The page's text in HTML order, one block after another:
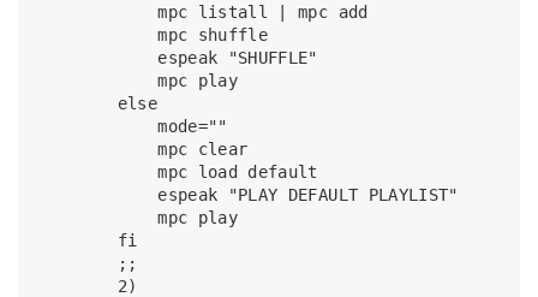
            mpc listall | mpc add
            mpc shuffle
            espeak "SHUFFLE"
            mpc play
        else
            mode=""
            mpc clear
            mpc load default
            espeak "PLAY DEFAULT PLAYLIST"
            mpc play
        fi
        ;;
        2)